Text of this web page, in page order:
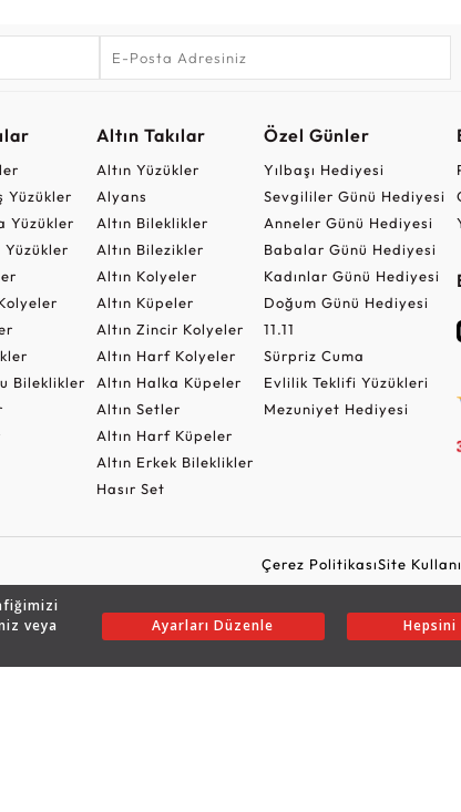
veya
Ayarları Düzenle Hepsini
Yüzükler
Yüzükler
Yüzükler
Bileklikler
Altın Takılar
Altın Yüzükler
Alyans
Altın Bileklikler
Altın Bilezikler
Altın Kolyeler
Altın Küpeler
Altın Zincir Kolyeler
Altın Harf Kolyeler
Altın Halka Küpeler
Altın Setler
Altın Harf Küpeler
Altın Erkek Bileklikler
Hasır Set
Özel Günler
Yılbaşı Hediyesi
Sevgililer Günü Hediyesi
Anneler Günü Hediyesi
Babalar Günü Hediyesi
Kadınlar Günü Hediyesi
Doğum Günü Hediyesi
11.11
Sürpriz Cuma
Evlilik Teklifi Yüzükleri
Mezuniyet Hediyesi
Çerez PolitikasıSite